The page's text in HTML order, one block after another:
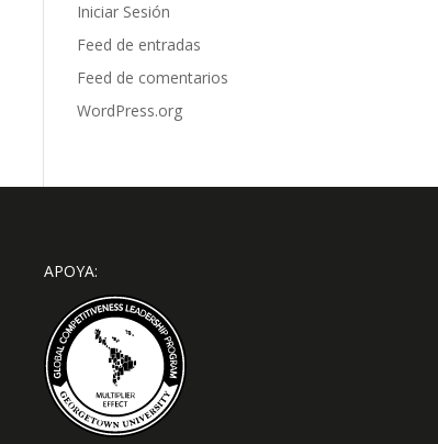
Iniciar Sesión
Feed de entradas
Feed de comentarios
WordPress.org
APOYA: